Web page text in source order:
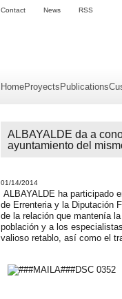
Contact News RSS
HomeProyectsPublications
ALBAYALDE da a
ayuntamiento del
01/14/2014
ALBAYALDE ha participado
de Errenteria y la Diputación
de la relación que mantenía
población y a los
valioso retablo, así como el